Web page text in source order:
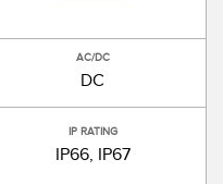
AC/DC
DC
IP RATING
IP66, IP67